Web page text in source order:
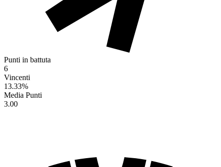
Punti in battuta
6
Vincenti
13.33%
Media Punti
3.00